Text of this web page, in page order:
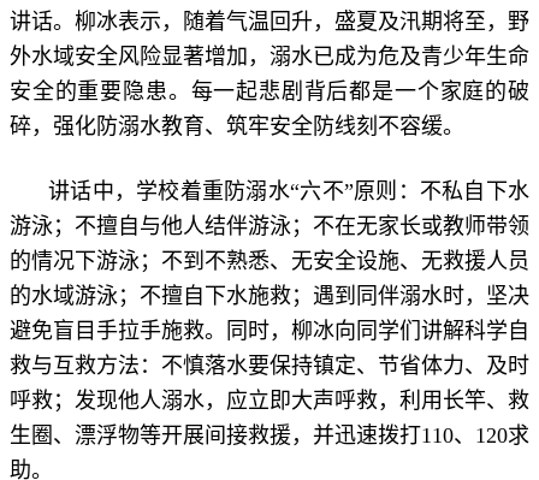
讲话。柳冰表示，随着气温回升，盛夏及汛期将至，野
外水域安全风险显著增加，溺水已成为危及青少年生命
安全的重要隐患。每一起悲剧背后都是一个家庭的破
碎，强化防溺水教育、筑牢安全防线刻不容缓。
讲话中，学校着重防溺水“六不”原则：不私自下水
游泳；不擅自与他人结伴游泳；不在无家长或教师带领
的情况下游泳；不到不熟悉、无安全设施、无救援人员
的水域游泳；不擅自下水施救；遇到同伴溺水时，坚决
避免盲目手拉手施救。同时，柳冰向同学们讲解科学自
救与互救方法：不慎落水要保持镇定、节省体力、及时
呼救；发现他人溺水，应立即大声呼救，利用长竿、救
生圈、漂浮物等开展间接救援，并迅速拨打110、120求
助。